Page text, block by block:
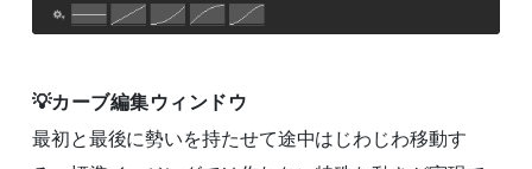
カーブ編集ウィンドウ
最初と最後に勢いを持たせて途中はじわじわ移動す